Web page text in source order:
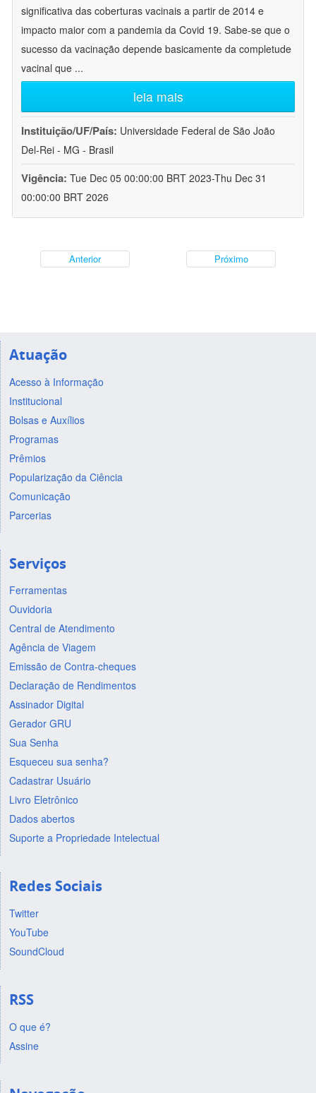
significativa das coberturas vacinais a partir de 2014 e
impacto maior com a pandemia da Covid 19. Sabe-se que o
sucesso da vacinação depende basicamente da completude
vacinal que ...
leia mais
Instituição/UF/País: Universidade Federal de São João
Del-Rei - MG - Brasil
Vigência: Tue Dec 05 00:00:00 BRT 2023-Thu Dec 31
00:00:00 BRT 2026
Anterior Próximo
Atuação
Acesso à Informação
Institucional
Bolsas e Auxílios
Programas
Prêmios
Popularização da Ciência
Comunicação
Parcerias
Serviços
Ferramentas
Ouvidoria
Central de Atendimento
Agência de Viagem
Emissão de Contra-cheques
Declaração de Rendimentos
Assinador Digital
Gerador GRU
Sua Senha
Esqueceu sua senha?
Cadastrar Usuário
Livro Eletrônico
Dados abertos
Suporte a Propriedade Intelectual
Redes Sociais
Twitter
YouTube
SoundCloud
RSS
O que é?
Assine